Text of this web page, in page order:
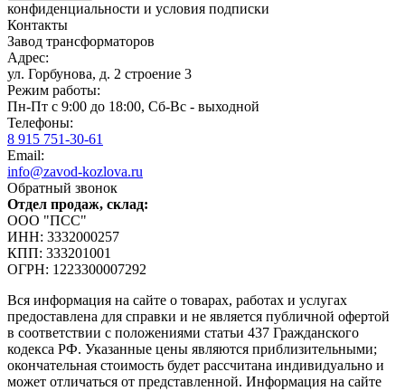
конфиденциальности и условия подписки
Контакты
Завод трансформаторов
Адрес:
ул. Горбунова, д. 2 строение 3
Режим работы:
Пн-Пт с 9:00 до 18:00, Сб-Вс - выходной
Телефоны:
8 915 751-30-61
Email:
info@zavod-kozlova.ru
Обратный звонок
Отдел продаж, склад:
ООО "ПСС"
ИНН: 3332000257
КПП: 333201001
ОГРН: 1223300007292
Вся информация на сайте о товарах, работах и услугах
предоставлена для справки и не является публичной офертой
в соответствии с положениями статьи 437 Гражданского
кодекса РФ. Указанные цены являются приблизительными;
окончательная стоимость будет рассчитана индивидуально и
может отличаться от представленной. Информация на сайте